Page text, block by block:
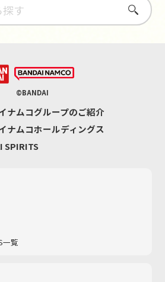
さがす
©BANDAI
ナムコグループのご紹介
ナムコホールディングス
SPIRITS
一覧